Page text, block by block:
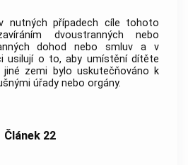
nutných případech cíle tohoto
dvoustranných nebo
dohod nebo smluv a v
usilují o to, aby umístění dítěte
zemi bylo uskutečňováno k
úřady nebo orgány.
Článek 22